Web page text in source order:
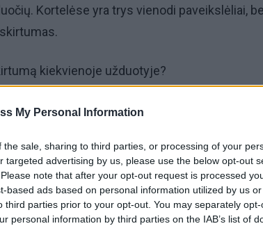
My Personal Information
the sale, sharing to third parties, or processing of your
targeted advertising by us, please use the below opt-out
note that after your opt-out request is processed
based ads based on personal information utilized by us
third parties prior to your opt-out. You may separately
personal information by third parties on the IAB’s list of
Kortelėse yra trys vienodi paveikslėliai,
kiekvienoje užduotyje?
ir raskite vieną skirtumą.